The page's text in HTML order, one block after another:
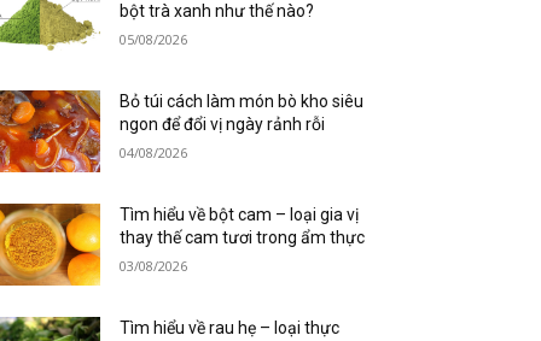
bột trà xanh như thế nào?
05/08/2026
Bỏ túi cách làm món bò kho siêu
ngon để đổi vị ngày rảnh rỗi
04/08/2026
Tìm hiểu về bột cam – loại gia vị
thay thế cam tươi trong ẩm thực
03/08/2026
Tìm hiểu về rau hẹ – loại thực